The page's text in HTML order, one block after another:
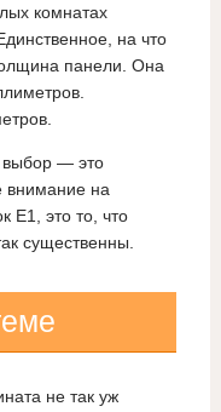
комнатах
на что
панели. Она
выбор — это
внимание на
Е1, это то, что
существенны.
не так уж